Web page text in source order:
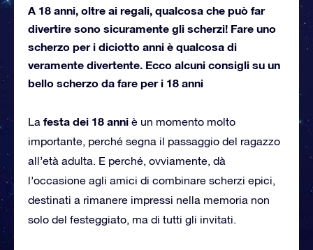
A 18 anni, oltre ai regali, qualcosa che può far
divertire sono sicuramente gli scherzi! Fare uno
scherzo per i diciotto anni è qualcosa di
veramente divertente. Ecco alcuni consigli su un
bello scherzo da fare per i 18 anni
La festa dei 18 anni è un momento molto
importante, perché segna il passaggio del ragazzo
all’età adulta. E perché, ovviamente, dà
l’occasione agli amici di combinare scherzi epici,
destinati a rimanere impressi nella memoria non
solo del festeggiato, ma di tutti gli invitati.